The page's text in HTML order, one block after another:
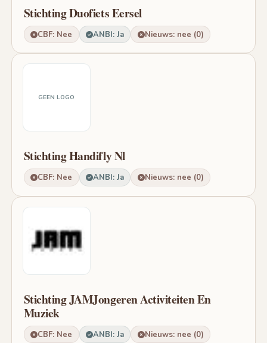
Stichting Duofiets Eersel
CBF: Nee ANBI: Ja Nieuws: nee (0)
GEEN LOGO
Stichting Handifly Nl
CBF: Nee ANBI: Ja Nieuws: nee (0)
Stichting JAMJongeren Activiteiten En
Muziek
CBF: Nee ANBI: Ja Nieuws: nee (0)